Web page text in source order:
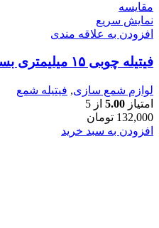
مقايسه
نمایش سریع
افزودن به علاقه مندی
فیتیله چوبی ۱۵ میلیمتری بسته ۵۰ عددی
لوازم شمع سازی, فیتیله شمع
امتیاز 5.00 از 5
132,000 تومان
افزودن به سبد خرید